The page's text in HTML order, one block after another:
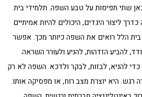
שתי תפיסות על טבע השפה. תלמידי בית
ליצור היגדים, היכולים להיות אמיתיים
בית הלל רואים את השפה כיותר מכך. אפשר
להביע הזדהות, להניע ולעורר השראה.
להניא, לבזות, לבקר ולדכא. השפה לא רק
רגש. היא יוצרת מצב רוח, או מפסיקה אותו.